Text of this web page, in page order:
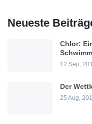
Neueste
Chlor:
12 Sep,
Der
25 Aug,